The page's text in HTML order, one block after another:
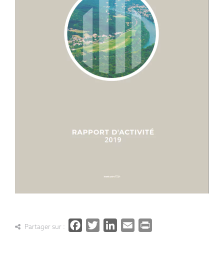
Partager sur : Facebook
Twitter
LinkedIn
Email